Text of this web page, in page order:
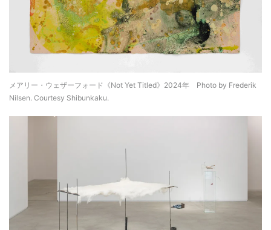
メアリー・ウェザーフォード《Not Yet Titled》2024年 Photo by Frederik
Nilsen. Courtesy Shibunkaku.